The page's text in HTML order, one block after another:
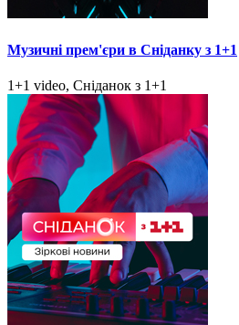
Музичні прем'єри в Сніданку з 1+1
1+1 video, Сніданок з 1+1